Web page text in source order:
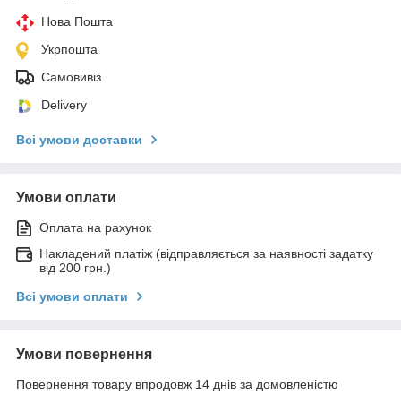
Нова Пошта
Укрпошта
Самовивіз
Delivery
Всі умови доставки
Умови оплати
Оплата на рахунок
Накладений платіж (відправляється за наявності задатку
від 200 грн.)
Всі умови оплати
Умови повернення
Повернення товару впродовж 14 днів за домовленістю